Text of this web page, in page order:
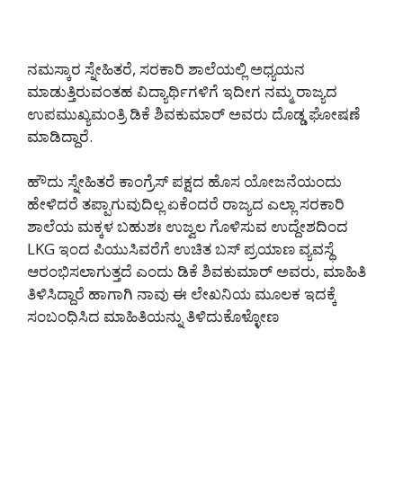
ನಮಸ್ಕಾರ ಸ್ನೇಹಿತರೆ, ಸರಕಾರಿ ಶಾಲೆಯಲ್ಲಿ ಅಧ್ಯಯನ
ಮಾಡುತ್ತಿರುವಂತಹ ವಿದ್ಯಾರ್ಥಿಗಳಿಗೆ ಇದೀಗ ನಮ್ಮ ರಾಜ್ಯದ
ಉಪಮುಖ್ಯಮಂತ್ರಿ ಡಿಕೆ ಶಿವಕುಮಾರ್ ಅವರು ದೊಡ್ಡ ಘೋಷಣೆ
ಮಾಡಿದ್ದಾರೆ.
ಹೌದು ಸ್ನೇಹಿತರೆ ಕಾಂಗ್ರೆಸ್ ಪಕ್ಷದ ಹೊಸ ಯೋಜನೆಯಂದು
ಹೇಳಿದರೆ ತಪ್ಪಾಗುವುದಿಲ್ಲ ಏಕೆಂದರೆ ರಾಜ್ಯದ ಎಲ್ಲಾ ಸರಕಾರಿ
ಶಾಲೆಯ ಮಕ್ಕಳ ಬಹುಶಃ ಉಜ್ವಲ ಗೊಳಿಸುವ ಉದ್ದೇಶದಿಂದ
LKG ಇಂದ ಪಿಯುಸಿವರೆಗೆ ಉಚಿತ ಬಸ್ ಪ್ರಯಾಣ ವ್ಯವಸ್ಥೆ
ಆರಂಭಿಸಲಾಗುತ್ತದೆ ಎಂದು ಡಿಕೆ ಶಿವಕುಮಾರ್ ಅವರು, ಮಾಹಿತಿ
ತಿಳಿಸಿದ್ದಾರೆ ಹಾಗಾಗಿ ನಾವು ಈ ಲೇಖನಿಯ ಮೂಲಕ ಇದಕ್ಕೆ
ಸಂಬಂಧಿಸಿದ ಮಾಹಿತಿಯನ್ನು ತಿಳಿದುಕೊಳ್ಳೋಣ